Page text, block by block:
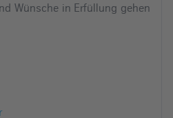
Wünsche in Erfüllung gehen